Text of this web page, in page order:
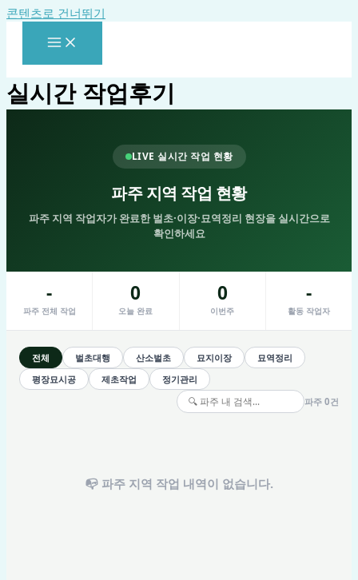
콘텐츠로 건너뛰기
실시간 작업후기
LIVE 실시간 작업 현황
파주 지역 작업 현황
파주 지역 작업자가 완료한 벌초·이장·묘역정리 현장을 실시간으로
확인하세요
-
파주 전체 작업
0
오늘 완료
0
이번주
-
활동 작업자
전체 벌초대행 산소벌초 묘지이장
묘역정리
평장묘시공
제초작업
정기관리
파주 0건
📭 파주 지역 작업 내역이 없습니다.